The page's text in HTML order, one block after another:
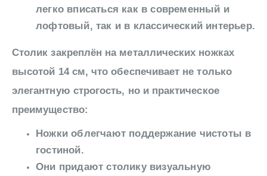
легко вписаться как в современный и
лофтовый, так и в классический интерьер.
Столик закреплён на металлических ножках
высотой 14 см, что обеспечивает не только
элегантную строгость, но и практическое
преимущество:
Ножки облегчают поддержание чистоты в
гостиной.
Они придают столику визуальную